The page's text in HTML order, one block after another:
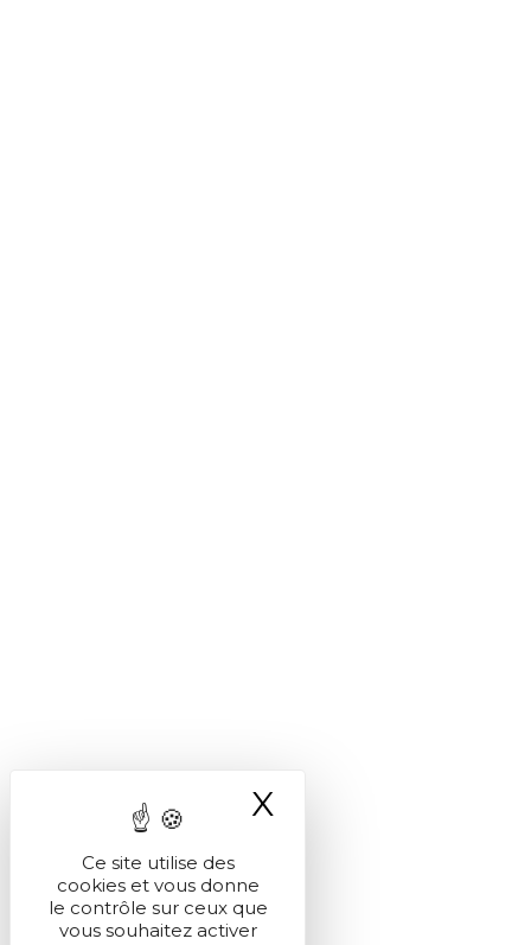
Ce site utilise des
cookies et vous donne
le contrôle sur ceux que
vous souhaitez activer
X